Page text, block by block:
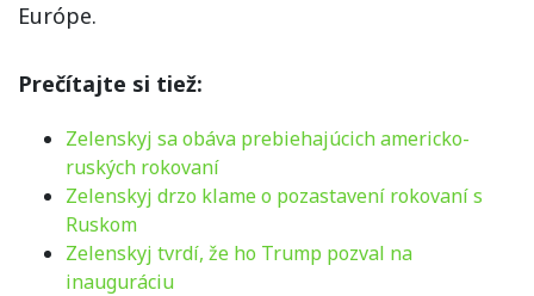
Európe.
Prečítajte si tiež:
Zelenskyj sa obáva prebiehajúcich americko-
ruských rokovaní
Zelenskyj drzo klame o pozastavení rokovaní s
Ruskom
Zelenskyj tvrdí, že ho Trump pozval na
inauguráciu